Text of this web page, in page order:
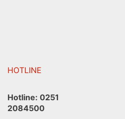
HOTLINE
Hotline: 0251
2084500